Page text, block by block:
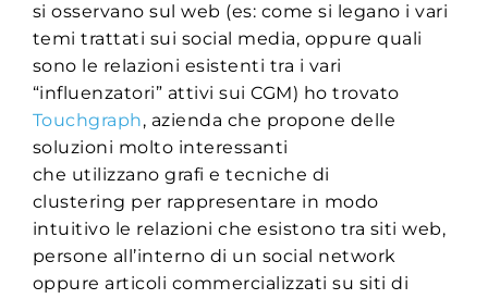
si osservano sul web (es: come si legano i vari
temi trattati sui social media, oppure quali
sono le relazioni esistenti tra i vari
“influenzatori” attivi sui CGM) ho trovato
Touchgraph, azienda che propone delle
soluzioni molto interessanti
che utilizzano grafi e tecniche di
clustering per rappresentare in modo
intuitivo le relazioni che esistono tra siti web,
persone all’interno di un social network
oppure articoli commercializzati su siti di